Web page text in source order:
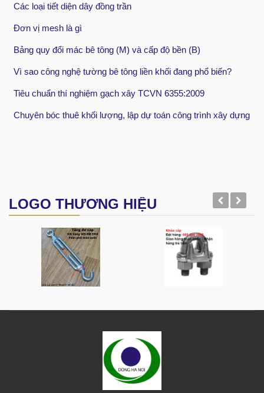
Các loại tiết diện dây đồng trần
Đơn vị mesh là gì
Bảng quy đổi mác bê tông (M) và cấp độ bền (B)
Vì sao công nghệ tường bê tông liền khối đang phổ biến?
Tiêu chuẩn thí nghiệm gạch xây TCVN 6355:2009
Chuyên bóc thuê khối lượng, lập dự toán công trình xây dựng
LOGO THƯƠNG HIỆU